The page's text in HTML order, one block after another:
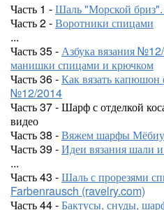
Часть 1 -Шаль "Морской
Часть 2 -Воротники спицами
...
Часть 35 -Азбука вязания
манишки спицами и крючком
Часть 36 -Как вязать капюшон
№12/2014
Часть 37 - Шарф с отделкой
видео
Часть 38 -Вяжем шарфы
Часть 39 -Идеи вязания шали
...
Часть 43 -Шаль с прорезями
Farbenrausch (ravelry.com)
Часть 44 -Бактусы, снуды,